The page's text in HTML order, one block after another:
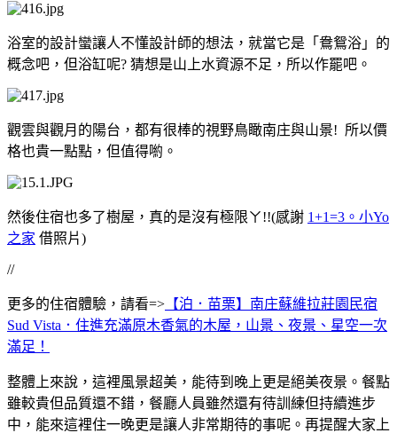
浴室的設計蠻讓人不懂設計師的想法，就當它是「鴦鴛浴」的
概念吧，但浴缸呢? 猜想是山上水資源不足，所以作罷吧。
觀雲與觀月的陽台，都有很棒的視野鳥瞰南庄與山景! 所以價
格也貴一點點，但值得喲。
然後住宿也多了樹屋，真的是沒有極限ㄚ!!(感謝 1+1=3。小Yo
之家 借照片)
//
更多的住宿體驗，請看=> 【泊．苗栗】南庄蘇維拉莊園民宿
Sud Vista．住進充滿原木香氣的木屋，山景、夜景、星空一次
滿足！
整體上來說，這裡風景超美，能待到晚上更是絕美夜景。餐點
雖較貴但品質還不錯，餐廳人員雖然還有待訓練但持續進步
中，能來這裡住一晚更是讓人非常期待的事呢。再提醒大家上